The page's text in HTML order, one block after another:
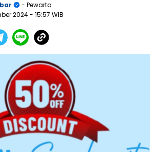
- Pewarta
2024- 15:57 WIB